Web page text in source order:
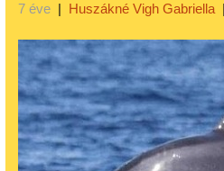
7 éve | Huszákné Vigh Gabriella